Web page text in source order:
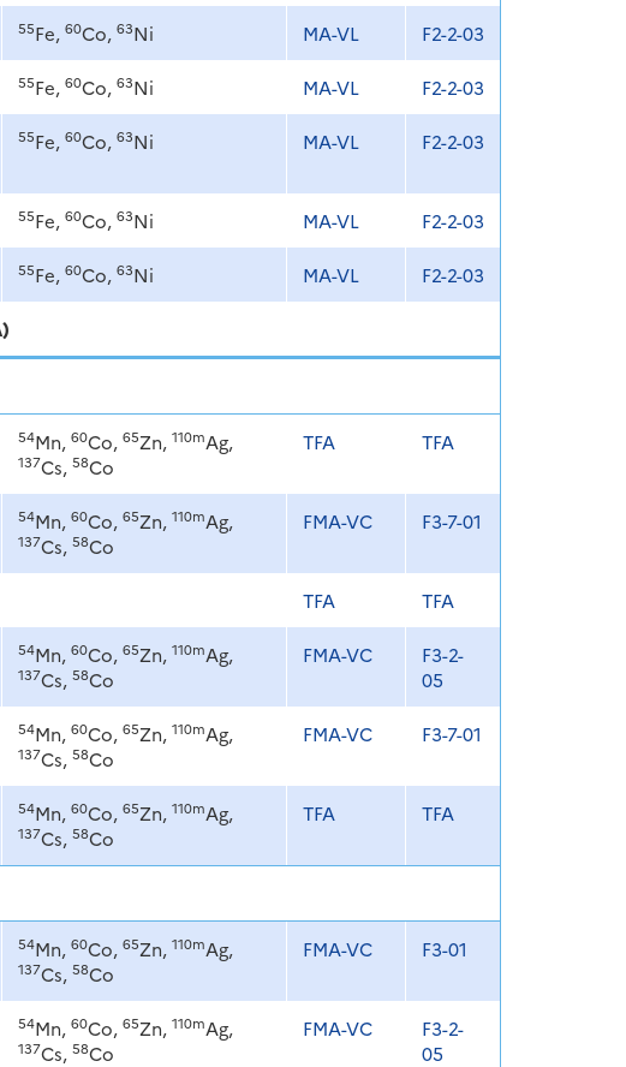
55Fe, 60Co, 63Ni MA-VL F2-2-03
55Fe, 60Co, 63Ni MA-VL F2-2-03
55Fe, 60Co, 63Ni MA-VL F2-2-03
55Fe, 60Co, 63Ni MA-VL F2-2-03
55Fe, 60Co, 63Ni MA-VL F2-2-03
54Mn, 60Co, 65Zn, 110mAg,
137Cs, 58Co
TFA TFA
54Mn, 60Co, 65Zn, 110mAg,
137Cs, 58Co
FMA-VC F3-7-01
TFA TFA
54Mn, 60Co, 65Zn, 110mAg,
137Cs, 58Co
FMA-VC
F3-2-
05
54Mn, 60Co, 65Zn, 110mAg,
137Cs, 58Co
FMA-VC F3-7-01
54Mn, 60Co, 65Zn, 110mAg,
137Cs, 58Co
TFA TFA
54Mn, 60Co, 65Zn, 110mAg,
137Cs, 58Co
FMA-VC F3-01
54Mn, 60Co, 65Zn, 110mAg,
137Cs, 58Co
FMA-VC
F3-2-
05